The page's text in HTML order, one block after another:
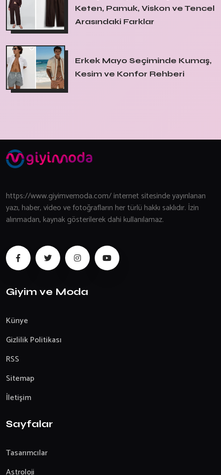
Keten, Pamuk, Viskon ve Tencel
Arasındaki Farklar
Erkek Mayo Seçiminde Kumaş,
Kesim ve Konfor Rehberi
https://www.giyimvemoda.com/ internet sitesinde yayınlanan
yazı, haber, video ve fotoğrafların her türlü hakkı saklıdır. İzin
alınmadan, kaynak gösterilerek dahi kullanılamaz.
Giyim ve Moda
Künye
Gizlilik Politikası
RSS
Sitemap
İletişim
Sayfalar
Tasarımcılar
Astroloji